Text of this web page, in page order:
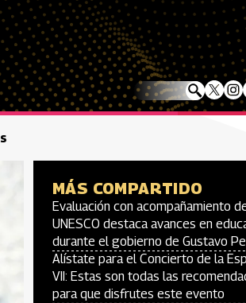
MÁS COMPARTIDO
Evaluación con acompañamiento
UNESCO destaca avances en
durante el gobierno de Gustavo
Alístate para el Concierto de la
VII: Estas son todas las
para que disfrutes este evento